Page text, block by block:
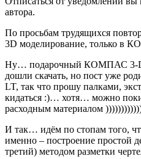
автора.
По просьбам трудящихся
3D моделирование, только в
Ну… подарочный КОМПАС 3-D
дошли скачать, но пост уже
LT, так что прошу палками,
кидаться :)… хотя… можно
расходным материалом
И так… идём по стопам того,
именно – построение простой
третий) методом разметки